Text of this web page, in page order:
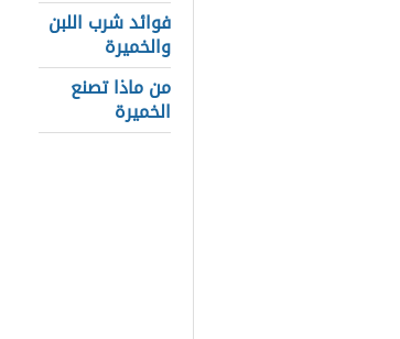
فوائد شرب اللبن
والخميرة
من ماذا تصنع
الخميرة